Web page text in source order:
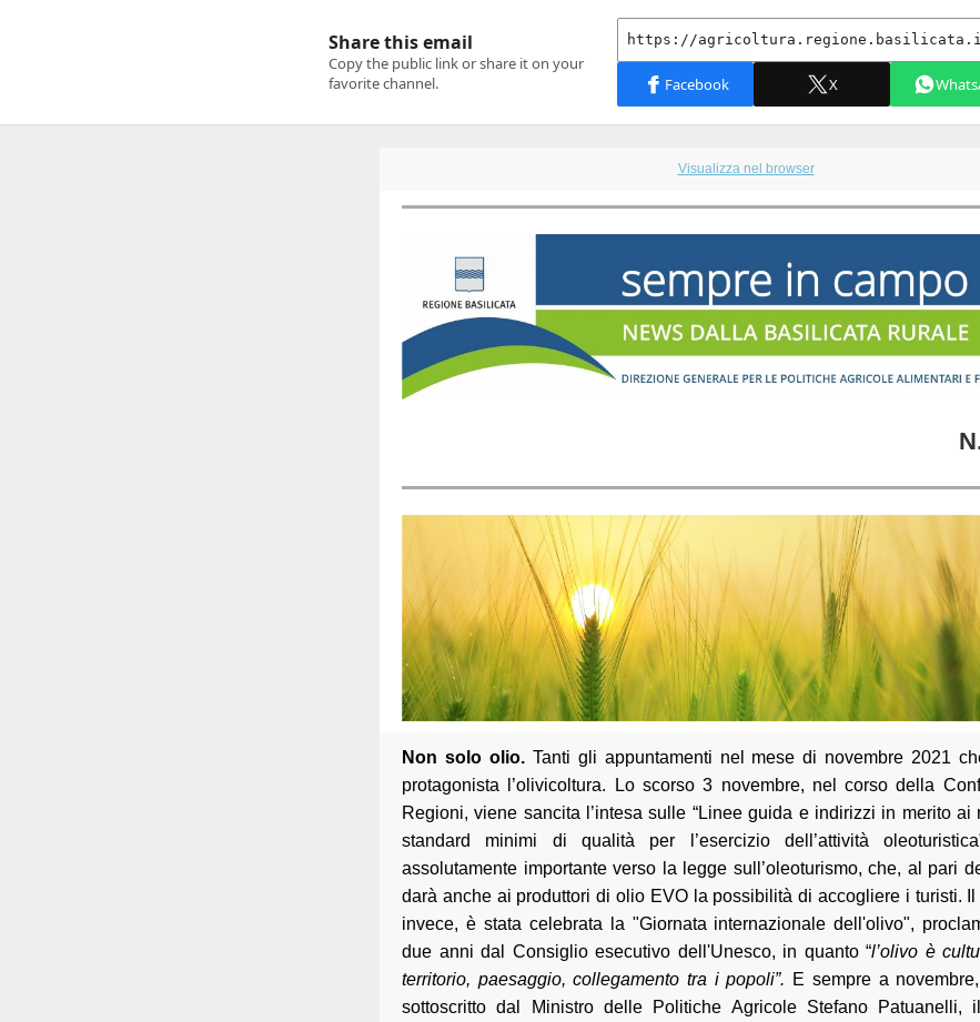
Visualizza nel browser
Non solo olio.Tanti gli appuntamenti nel mese di novembre 2021
protagonista l’olivicoltura. Lo scorso 3 novembre, nel corso della
Regioni, viene sancita l’intesa sulle “Linee guida e indirizzi in merito ai
standard minimi di qualità per l’esercizio dell’attività
assolutamente importante verso la legge sull’oleoturismo, che, al pari
darà anche ai produttori di olio EVO la possibilità di accogliere i turisti. Il
invece, è stata celebrata la "Giornata internazionale dell'olivo",
due anni dal Consiglio esecutivo dell'Unesco, in quanto “l’olivo è
territorio, paesaggio, collegamento tra i popoli”. E sempre a
sottoscritto dal Ministro delle Politiche Agricole Stefano Patuanelli,